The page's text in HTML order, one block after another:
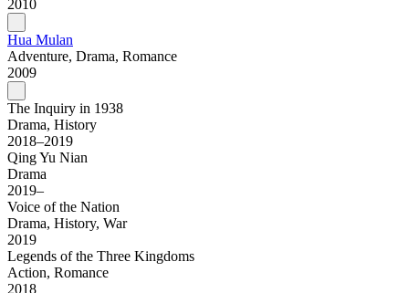
2010
Hua Mulan
Adventure, Drama, Romance
2009
The Inquiry in 1938
Drama, History
2018–2019
Qing Yu Nian
Drama
2019–
Voice of the Nation
Drama, History, War
2019
Legends of the Three Kingdoms
Action, Romance
2018